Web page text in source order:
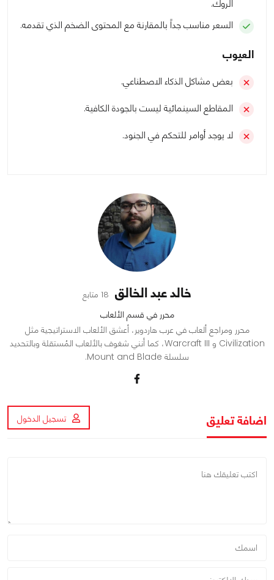
الروك.
السعر مناسب جداً بالمقارنة مع المحتوى الضخم الذي تقدمه.
العيوب
بعض مشاكل الذكاء الاصطناعي.
المقاطع السينمائية ليست بالجودة الكافية.
لا يوجد أوامر للتحكم في الجنود.
خالد عبد الخالق 18 متابع
محرر في قسم الألعاب
محرر ومراجع ألعاب في عرب هاردوير، أعشق الألعاب الاستراتيجية مثل
Civilization و Warcraft III، كما أنني شغوف بالألعاب المُستقلة وبالتحديد
سلسلة Mount and Blade.
اضافة تعليق تسجيل الدخول